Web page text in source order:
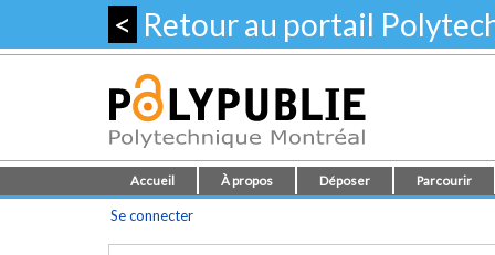
< Retour au portail
Accueil À propos Déposer Parcourir
Se connecter